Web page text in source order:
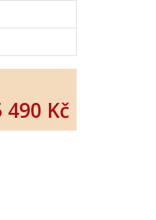
490 Kč